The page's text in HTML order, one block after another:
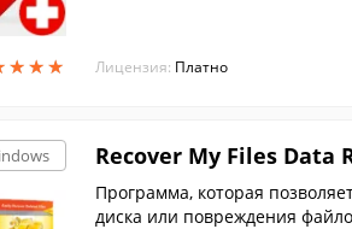
★★★
★★★ Лицензия: Платно
Recover My Files Data
Программа, которая
диска или повреждения